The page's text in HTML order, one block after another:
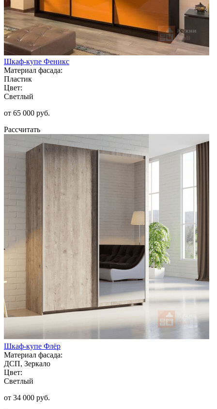
Шкаф-купе Феникс
Материал фасада:
Пластик
Цвет:
Светлый
от 65 000 руб.
Рассчитать
Шкаф-купе Флёр
Материал фасада:
ДСП, Зеркало
Цвет:
Светлый
от 34 000 руб.